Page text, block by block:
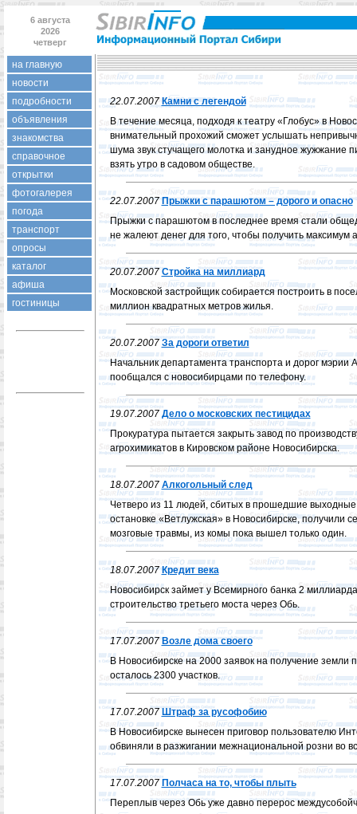
6 августа
2026
четверг
на главную
новости
подробности
объявления
знакомства
справочное
открытки
фотогалерея
погода
транспорт
опросы
каталог
афиша
гостиницы
22.07.2007 Камни с легендой
В течение месяца, подходя к театру «Глобус» в
внимательный прохожий сможет услышать
шума звук стучащего молотка и занудное жужжание
взять утро в садовом обществе.
22.07.2007 Прыжки с парашютом – дорого и опасно
Прыжки с парашютом в последнее время стали
не жалеют денег для того, чтобы получить максимум
20.07.2007 Стройка на миллиард
Московской застройщик собирается построить в
миллион квадратных метров жилья.
20.07.2007 За дороги ответил
Начальник департамента транспорта и дорог мэрии
пообщался с новосибирцами по телефону.
19.07.2007 Дело о московских пестицидах
Прокуратура пытается закрыть завод по
агрохимикатов в Кировском районе Новосибирска.
18.07.2007 Алкогольный след
Четверо из 11 людей, сбитых в прошедшие выходные
остановке «Ветлужская» в Новосибирске, получили
мозговые травмы, из комы пока вышел только один.
18.07.2007 Кредит века
Новосибирск займет у Всемирного банка 2
строительство третьего моста через Обь.
17.07.2007 Возле дома своего
В Новосибирске на 2000 заявок на получение земли
осталось 2300 участков.
17.07.2007 Штраф за русофобию
В Новосибирске вынесен приговор пользователю
обвиняли в разжигании межнациональной розни во
17.07.2007 Полчаса на то, чтобы плыть
Переплыв через Обь уже давно перерос